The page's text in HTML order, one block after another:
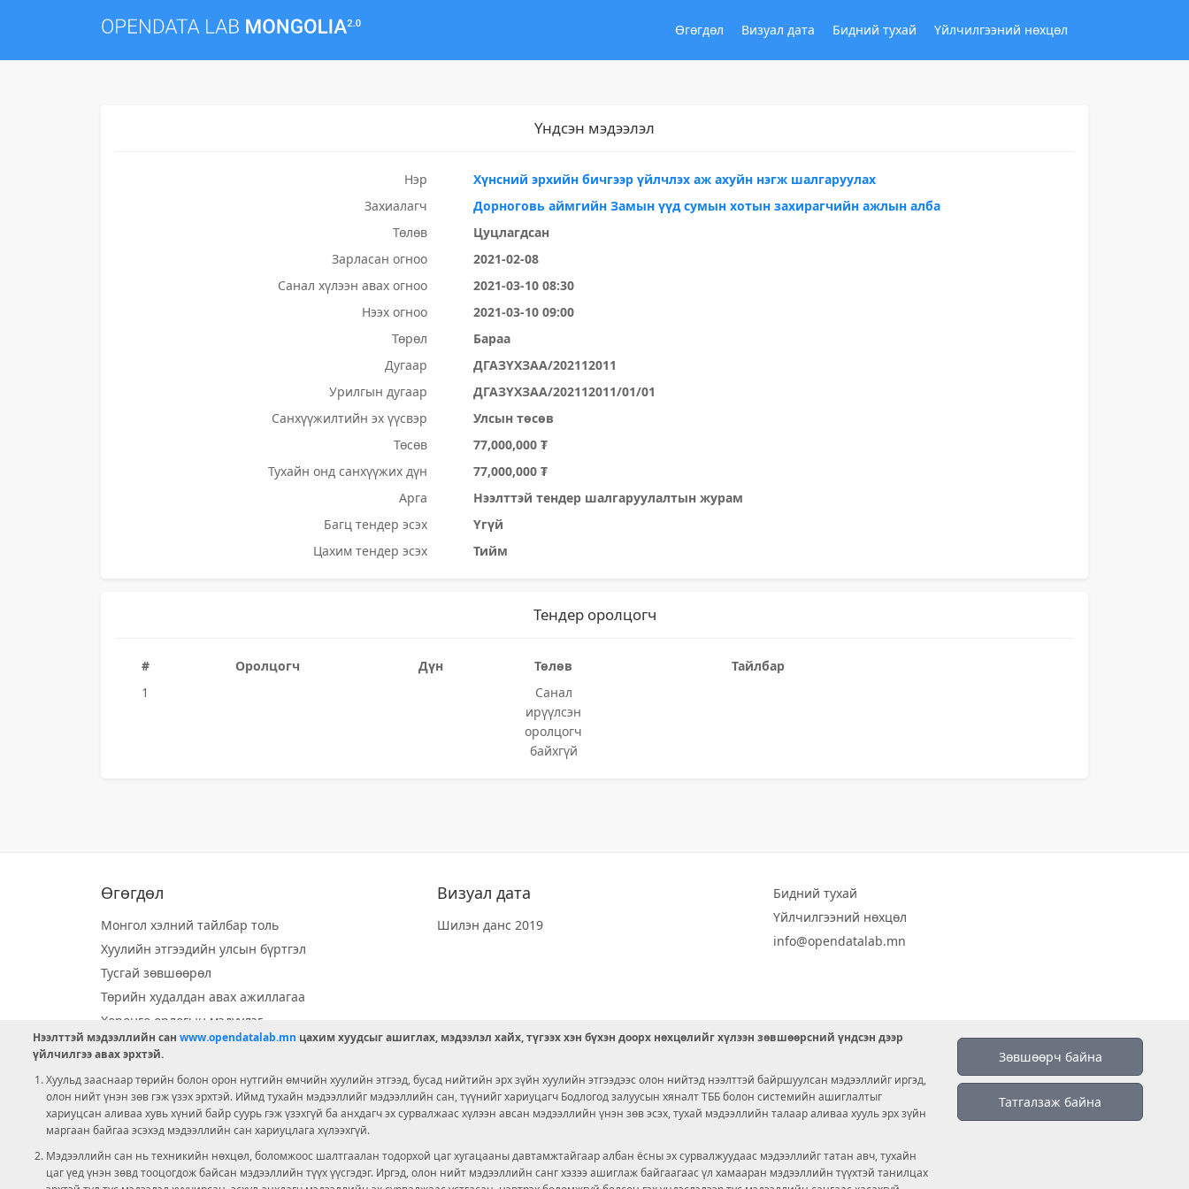
Өгөгдөл Визуал дата Бидний тухай Үйлчилгээний нөхцөл
Үндсэн мэдээлэл
Нэр
Хүнсний эрхийн бичгээр үйлчлэх аж ахуйн нэгж шалгаруулах
Захиалагч
Дорноговь аймгийн Замын үүд сумын хотын захирагчийн ажлын алба
Төлөв
Цуцлагдсан
Зарласан огноо
2021-02-08
Санал хүлээн авах огноо
2021-03-10 08:30
Нээх огноо
2021-03-10 09:00
Төрөл
Бараа
Дугаар
ДГАЗҮХЗАА/202112011
Урилгын дугаар
ДГАЗҮХЗАА/202112011/01/01
Санхүүжилтийн эх үүсвэр
Улсын төсөв
Төсөв
77,000,000 ₮
Тухайн онд санхүүжих дүн
77,000,000 ₮
Арга
Нээлттэй тендер шалгаруулалтын журам
Багц тендер эсэх
Үгүй
Цахим тендер эсэх
Тийм
Тендер оролцогч
# Оролцогч Дүн Төлөв
Тайлбар
1
Санал
ирүүлсэн
оролцогч
байхгүй
Өгөгдөл
Монгол хэлний тайлбар толь
Хуулийн этгээдийн улсын бүртгэл
Тусгай зөвшөөрөл
Төрийн худалдан авах ажиллагаа
Хөрөнгө орлогын мэдүүлэг
Орон нутгийн хөгжлийн сан
Ээлжит сонгууль
Ашигт малтмал тусгай зөвшөөрөл
Визуал дата
Шилэн данс 2019
Бидний тухай
Үйлчилгээний нөхцөл
info@opendatalab.mn
© 2026 OPENDATA LAB MONGOLIA.
Зөвшөөрч байна
Татгалзаж байна
Нээлттэй мэдээллийн сан www.opendatalab.mn цахим хуудсыг ашиглах, мэдээлэл хайх, түгээх хэн бүхэн доорх нөхцөлийг хүлээн зөвшөөрсний үндсэн дээр
үйлчилгээ авах эрхтэй.
Хуульд зааснаар төрийн болон орон нутгийн өмчийн хуулийн этгээд, бусад нийтийн эрх зүйн хуулийн этгээдээс олон нийтэд нээлттэй байршуулсан мэдээллийг иргэд,
олон нийт үнэн зөв гэж үзэх эрхтэй. Иймд тухайн мэдээллийг мэдээллийн сан, түүнийг хариуцагч Бодлогод залуусын хяналт ТББ болон системийн ашиглалтыг
хариуцсан аливаа хувь хүний байр суурь гэж үзэхгүй ба анхдагч эх сурвалжаас хүлээн авсан мэдээллийн үнэн зөв эсэх, тухай мэдээллийн талаар аливаа хууль эрх зүйн
маргаан байгаа эсэхэд мэдээллийн сан хариуцлага хүлээхгүй.
Мэдээллийн сан нь техникийн нөхцөл, боломжоос шалтгаалан тодорхой цаг хугацааны давтамжтайгаар албан ёсны эх сурвалжуудаас мэдээллийг татан авч, тухайн
цаг үед үнэн зөвд тооцогдож байсан мэдээллийн түүх үүсгэдэг. Иргэд, олон нийт мэдээллийн санг хэзээ ашиглаж байгаагаас үл хамааран мэдээллийн түүхтэй танилцах